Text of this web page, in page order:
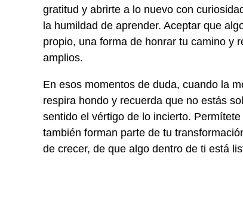
gratitud y abrirte a lo nuevo con
la humildad de aprender. Aceptar que
propio, una forma de honrar tu camino y
amplios.
En esos momentos de duda, cuando la
respira hondo y recuerda que no estás
sentido el vértigo de lo incierto.
también forman parte de tu
de crecer, de que algo dentro de ti está